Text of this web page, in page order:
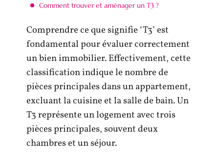
Comment trouver et aménager un T3 ?
Comprendre ce que signifie ‘T3’ est
fondamental pour évaluer correctement
un bien immobilier. Effectivement, cette
classification indique le nombre de
pièces principales dans un appartement,
excluant la cuisine et la salle de bain. Un
T3 représente un logement avec trois
pièces principales, souvent deux
chambres et un séjour.